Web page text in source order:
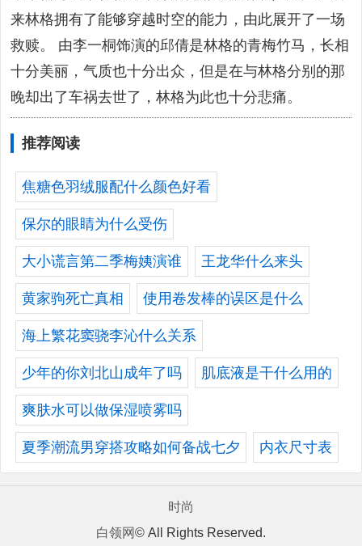
来林格拥有了能够穿越时空的能力，由此展开了一场
救赎。 由李一桐饰演的邱倩是林格的青梅竹马，长相
十分美丽，气质也十分出众，但是在与林格分别的那
晚却出了车祸去世了，林格为此也十分悲痛。
推荐阅读
焦糖色羽绒服配什么颜色好看
保尔的眼睛为什么受伤
大小谎言第二季梅姨演谁 王龙华什么来头
黄家驹死亡真相 使用卷发棒的误区是什么
海上繁花窦骁李沁什么关系
少年的你刘北山成年了吗 肌底液是干什么用的
爽肤水可以做保湿喷雾吗
夏季潮流男穿搭攻略如何备战七夕 内衣尺寸表
时尚
白领网© All Rights Reserved.